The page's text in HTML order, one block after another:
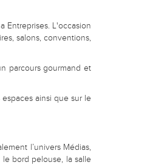
Entreprises. L'occasion
salons, conventions,
parcours gourmand et
ainsi que sur le
l’univers Médias,
bord pelouse, la salle